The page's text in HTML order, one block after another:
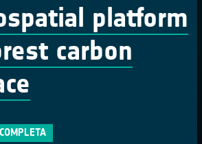
platform
carbon